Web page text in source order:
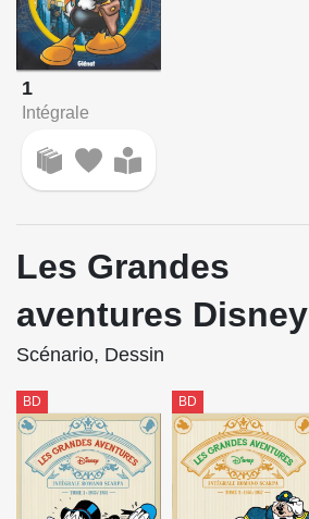
1
Intégrale
Les Grandes
aventures Disney
Scénario, Dessin
BD BD